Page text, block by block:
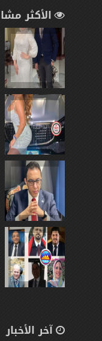
الأكثر
آخر الأخبار